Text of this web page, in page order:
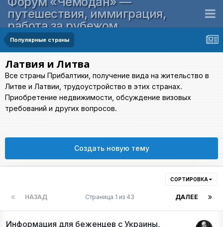
путешествия, иммиграция,
работа за рубежом
Популярные страны
Латвия и Литва
Все страны Прибалтики, получение вида на жительство в
Литве и Латвии, трудоустройство в этих странах.
Приобретение недвижимости, обсуждение визовых
требований и других вопросов.
Создать новую тему
СОРТИРОВКА
НАЗАД ДАЛЕЕ
Страница 1 из 43
Информация для беженцев с Украины,